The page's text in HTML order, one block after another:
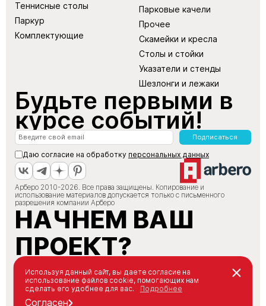
Теннисные столы
Паркур
Комплектующие
Парковые качели
Прочее
Скамейки и кресла
Столы и стойки
Указатели и стенды
Шезлонги и лежаки
Будьте первыми в
курсе событий!
Подписаться
Даю согласие на обработку персональных данных
Арберо 2010-2026. Все права защищены. Копирование и
использование материалов допускается только с письменного
разрешения компании Арберо
НАЧНЕМ ВАШ
ПРОЕКТ?
+7 (495) 147-66-88
info@arbero.ru
Используя данный сайт, вы даете согласие на
использование файлов cookie, помогающих нам
сделать его удобнее для вас.
Подробнее
Согласен